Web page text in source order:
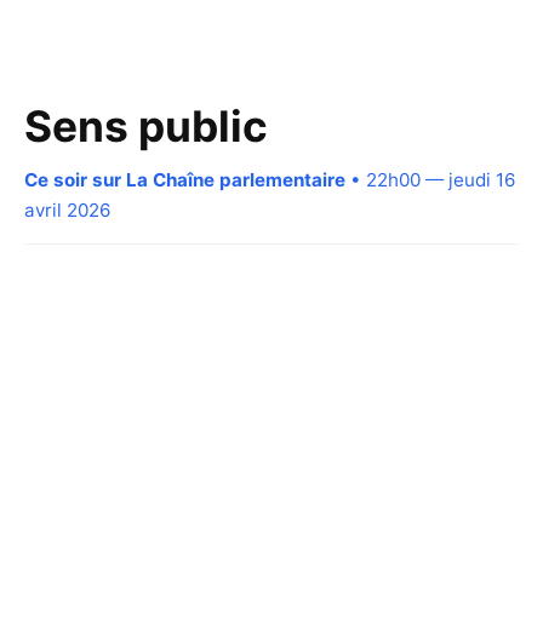
Sens public
Ce soir sur La Chaîne parlementaire • 22h00 — jeudi 16
avril 2026